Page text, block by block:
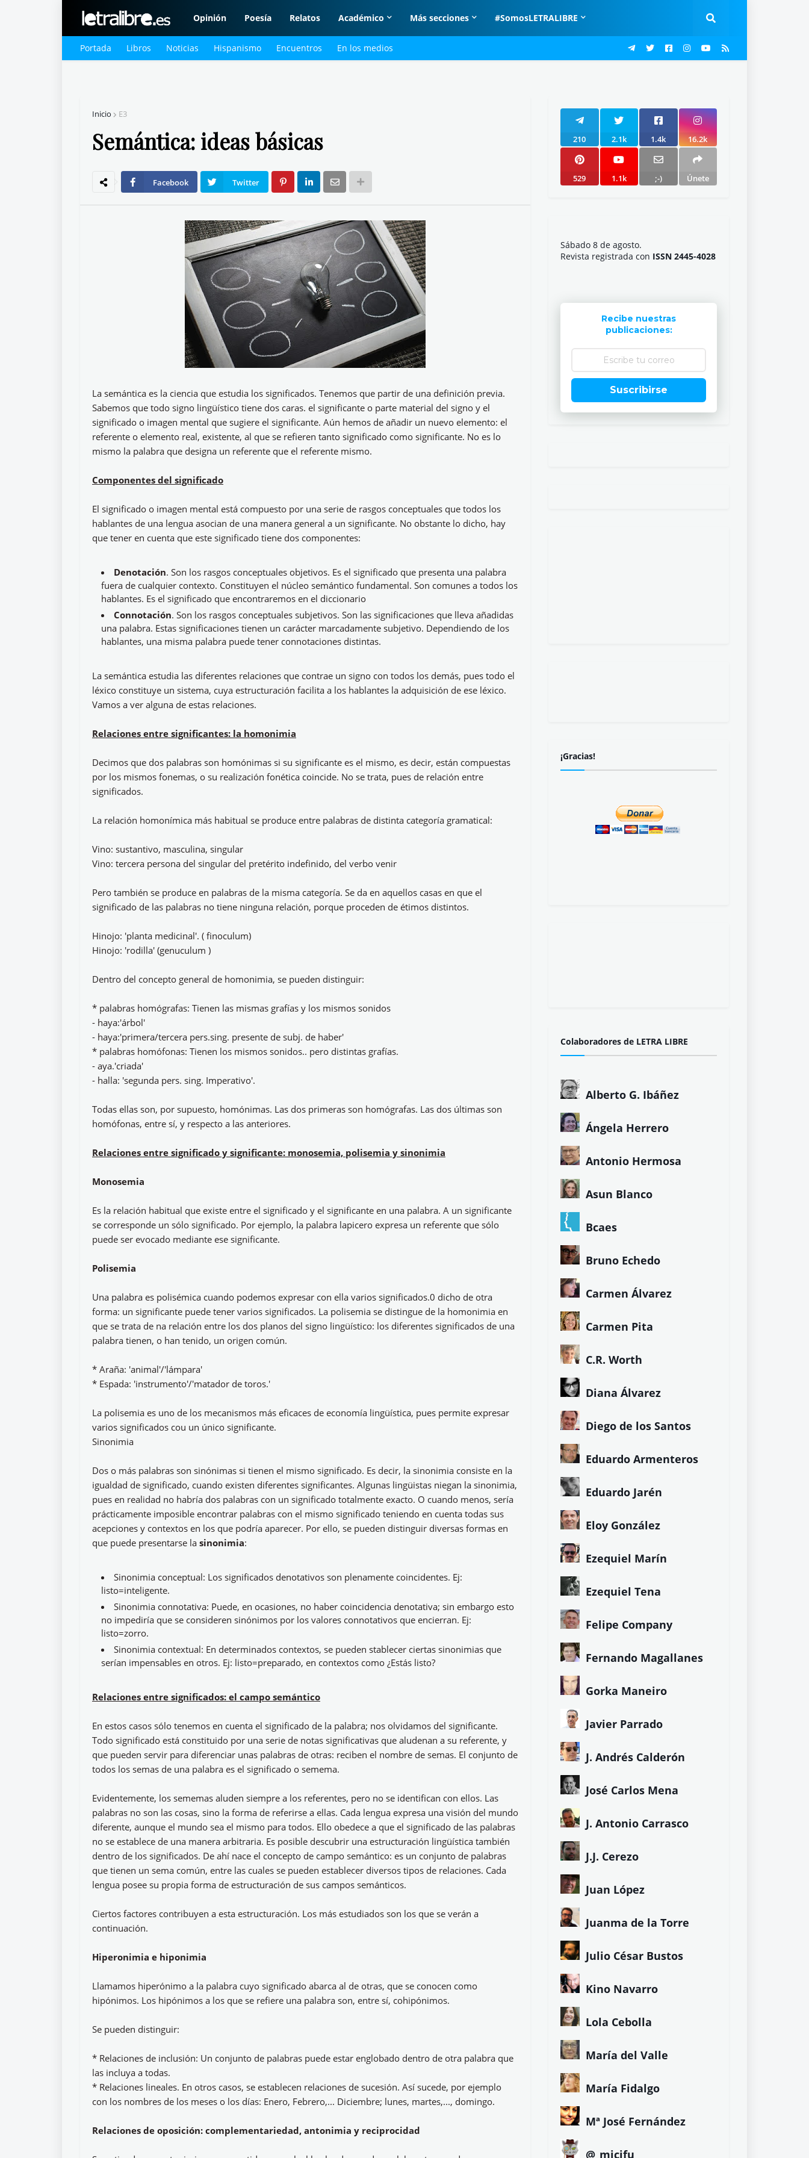
Opinión Poesía Relatos Académico Más secciones #SomosLETRALIBRE
Portada Libros Noticias Hispanismo Encuentros En los medios
Inicio E3
Semántica: ideas básicas
Facebook Twitter
La semántica es la ciencia que estudia los significados. Tenemos que partir de una definición previa.
Sabemos que todo signo lingüístico tiene dos caras. el significante o parte material del signo y el
significado o imagen mental que sugiere el significante. Aún hemos de añadir un nuevo elemento: el
referente o elemento real, existente, al que se refieren tanto significado como significante. No es lo
mismo la palabra que designa un referente que el referente mismo.
Componentes del significado
El significado o imagen mental está compuesto por una serie de rasgos conceptuales que todos los
hablantes de una lengua asocian de una manera general a un significante. No obstante lo dicho, hay
que tener en cuenta que este significado tiene dos componentes:
Denotación. Son los rasgos conceptuales objetivos. Es el significado que presenta una palabra
fuera de cualquier contexto. Constituyen el núcleo semántico fundamental. Son comunes a todos los
hablantes. Es el significado que encontraremos en el diccionario
Connotación. Son los rasgos conceptuales subjetivos. Son las significaciones que lleva añadidas
una palabra. Estas significaciones tienen un carácter marcadamente subjetivo. Dependiendo de los
hablantes, una misma palabra puede tener connotaciones distintas.
La semántica estudia las diferentes relaciones que contrae un signo con todos los demás, pues todo el
léxico constituye un sistema, cuya estructuración facilita a los hablantes la adquisición de ese léxico.
Vamos a ver alguna de estas relaciones.
Relaciones entre significantes: la homonimia
Decimos que dos palabras son homónimas si su significante es el mismo, es decir, están compuestas
por los mismos fonemas, o su realización fonética coincide. No se trata, pues de relación entre
significados.
La relación homonímica más habitual se produce entre palabras de distinta categoría gramatical:
Vino: sustantivo, masculina, singular
Vino: tercera persona del singular del pretérito indefinido, del verbo venir
Pero también se produce en palabras de la misma categoría. Se da en aquellos casas en que el
significado de las palabras no tiene ninguna relación, porque proceden de étimos distintos.
Hinojo: 'planta medicinal'. ( finoculum)
Hinojo: 'rodilla' (genuculum )
Dentro del concepto general de homonimia, se pueden distinguir:
* palabras homógrafas: Tienen las mismas grafías y los mismos sonidos
- haya:'árbol'
- haya:'primera/tercera pers.sing. presente de subj. de haber'
* palabras homófonas: Tienen los mismos sonidos.. pero distintas grafías.
- aya.'criada'
- halla: 'segunda pers. sing. Imperativo'.
Todas ellas son, por supuesto, homónimas. Las dos primeras son homógrafas. Las dos últimas son
homófonas, entre sí, y respecto a las anteriores.
Relaciones entre significado y significante: monosemia, polisemia y sinonimia
Monosemia
Es la relación habitual que existe entre el significado y el significante en una palabra. A un significante
se corresponde un sólo significado. Por ejemplo, la palabra lapicero expresa un referente que sólo
puede ser evocado mediante ese significante.
Polisemia
Una palabra es polisémica cuando podemos expresar con ella varios significados.0 dicho de otra
forma: un significante puede tener varios significados. La polisemia se distingue de la homonimia en
que se trata de na relación entre los dos planos del signo lingüístico: los diferentes significados de una
palabra tienen, o han tenido, un origen común.
* Araña: 'animal'/'lámpara'
* Espada: 'instrumento'/'matador de toros.'
La polisemia es uno de los mecanismos más eficaces de economía lingüística, pues permite expresar
varios significados cou un único significante.
Sinonimia
Dos o más palabras son sinónimas si tienen el mismo significado. Es decir, la sinonimia consiste en la
igualdad de significado, cuando existen diferentes significantes. Algunas lingüistas niegan la sinonimia,
pues en realidad no habría dos palabras con un significado totalmente exacto. O cuando menos, sería
prácticamente imposible encontrar palabras con el mismo significado teniendo en cuenta todas sus
acepciones y contextos en los que podría aparecer. Por ello, se pueden distinguir diversas formas en
que puede presentarse la sinonimia:
Sinonimia conceptual: Los significados denotativos son plenamente coincidentes. Ej:
listo=inteligente.
Sinonimia connotativa: Puede, en ocasiones, no haber coincidencia denotativa; sin embargo esto
no impediría que se consideren sinónimos por los valores connotativos que encierran. Ej:
listo=zorro.
Sinonimia contextual: En determinados contextos, se pueden stablecer ciertas sinonimias que
serían impensables en otros. Ej: listo=preparado, en contextos como ¿Estás listo?
Relaciones entre significados: el campo semántico
En estos casos sólo tenemos en cuenta el significado de la palabra; nos olvidamos del significante.
Todo significado está constituido por una serie de notas significativas que aludenan a su referente, y
que pueden servir para diferenciar unas palabras de otras: reciben el nombre de semas. El conjunto de
todos los semas de una palabra es el significado o semema.
Evidentemente, los sememas aluden siempre a los referentes, pero no se identifican con ellos. Las
palabras no son las cosas, sino la forma de referirse a ellas. Cada lengua expresa una visión del mundo
diferente, aunque el mundo sea el mismo para todos. Ello obedece a que el significado de las palabras
no se establece de una manera arbitraria. Es posible descubrir una estructuración lingüística también
dentro de los significados. De ahí nace el concepto de campo semántico: es un conjunto de palabras
que tienen un sema común, entre las cuales se pueden establecer diversos tipos de relaciones. Cada
lengua posee su propia forma de estructuración de sus campos semánticos.
Ciertos factores contribuyen a esta estructuración. Los más estudiados son los que se verán a
continuación.
Hiperonimia e hiponimia
Llamamos hiperónimo a la palabra cuyo significado abarca al de otras, que se conocen como
hipónimos. Los hipónimos a los que se refiere una palabra son, entre sí, cohipónimos.
Se pueden distinguir:
* Relaciones de inclusión: Un conjunto de palabras puede estar englobado dentro de otra palabra que
las incluya a todas.
* Relaciones lineales. En otros casos, se establecen relaciones de sucesión. Así sucede, por ejemplo
con los nombres de los meses o los días: Enero, Febrero,... Diciembre; lunes, martes,..., domingo.
Relaciones de oposición: complementariedad, antonimia y reciprocidad
210 2.1k 1.4k 16.2k
529 1.1k ;-) Únete
Sábado 8 de agosto.
Revista registrada con ISSN 2445-4028
Recibe nuestras
publicaciones:
Suscribirse
¡Gracias!
Colaboradores de LETRA LIBRE
Alberto G. Ibáñez
Ángela Herrero
Antonio Hermosa
Asun Blanco
Bcaes
Bruno Echedo
Carmen Álvarez
Carmen Pita
C.R. Worth
Diana Álvarez
Diego de los Santos
Eduardo Armenteros
Eduardo Jarén
Eloy González
Ezequiel Marín
Ezequiel Tena
Felipe Company
Fernando Magallanes
Gorka Maneiro
Javier Parrado
J. Andrés Calderón
José Carlos Mena
J. Antonio Carrasco
J.J. Cerezo
Juan López
Juanma de la Torre
Julio César Bustos
Kino Navarro
Lola Cebolla
María del Valle
María Fidalgo
Mª José Fernández
@_micifu_